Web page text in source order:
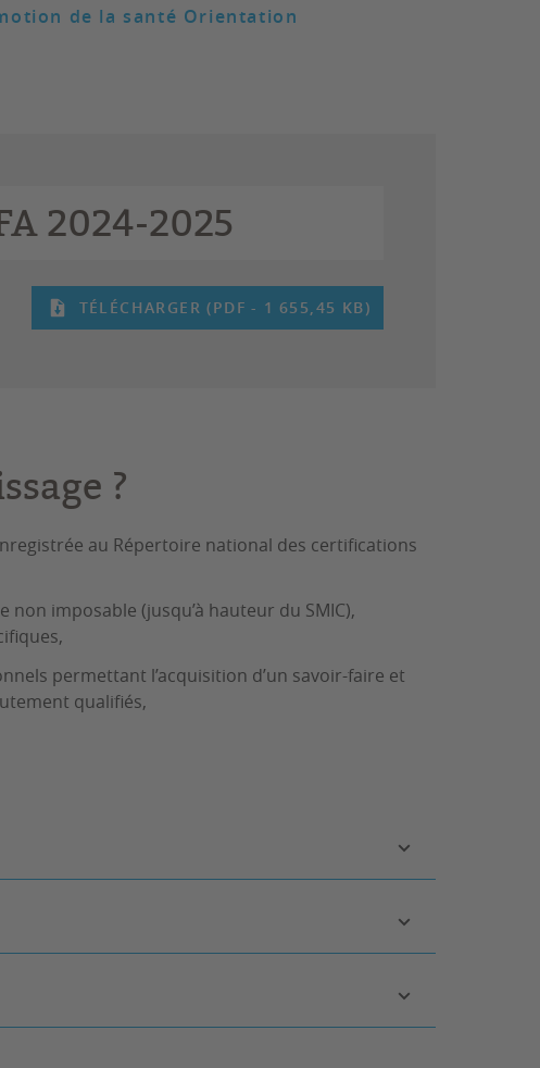
de la santé Orientation
2024-2025
TÉLÉCHARGER (PDF - 1 655,45 KB)
?
au Répertoire national des certifications
imposable (jusqu’à hauteur du SMIC),
permettant l’acquisition d’un savoir-faire et
qualifiés,